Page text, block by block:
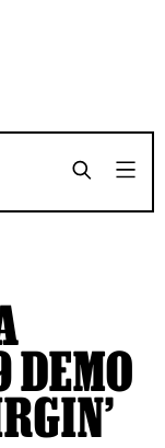
DEMO